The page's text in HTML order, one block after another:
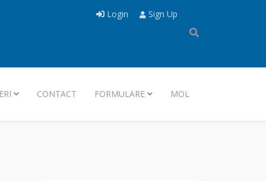
Login Sign Up
CONTACT FORMULARE MOL